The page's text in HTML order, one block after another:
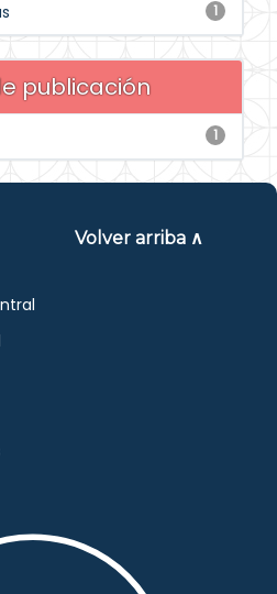
1
publicación
1
Volver arriba ∧